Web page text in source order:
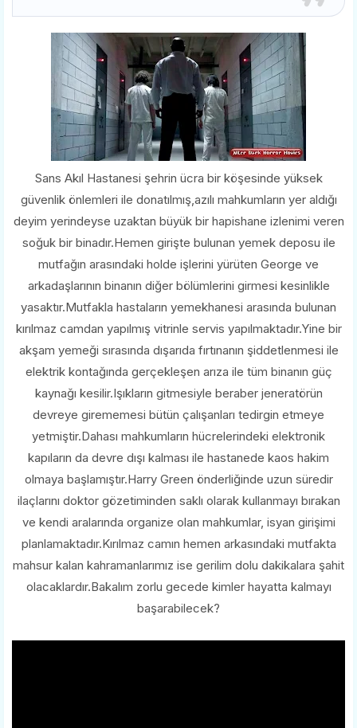
Sans Akıl Hastanesi şehrin ücra bir köşesinde yüksek
güvenlik önlemleri ile donatılmış,azılı mahkumların yer aldığı
deyim yerindeyse uzaktan büyük bir hapishane izlenimi veren
soğuk bir binadır.Hemen girişte bulunan yemek deposu ile
mutfağın arasındaki holde işlerini yürüten George ve
arkadaşlarının binanın diğer bölümlerini girmesi kesinlikle
yasaktır.Mutfakla hastaların yemekhanesi arasında bulunan
kırılmaz camdan yapılmış vitrinle servis yapılmaktadır.Yine bir
akşam yemeği sırasında dışarıda fırtınanın şiddetlenmesi ile
elektrik kontağında gerçekleşen arıza ile tüm binanın güç
kaynağı kesilir.Işıkların gitmesiyle beraber jeneratörün
devreye girememesi bütün çalışanları tedirgin etmeye
yetmiştir.Dahası mahkumların hücrelerindeki elektronik
kapıların da devre dışı kalması ile hastanede kaos hakim
olmaya başlamıştır.Harry Green önderliğinde uzun süredir
ilaçlarını doktor gözetiminden saklı olarak kullanmayı bırakan
ve kendi aralarında organize olan mahkumlar, isyan girişimi
planlamaktadır.Kırılmaz camın hemen arkasındaki mutfakta
mahsur kalan kahramanlarımız ise gerilim dolu dakikalara şahit
olacaklardır.Bakalım zorlu gecede kimler hayatta kalmayı
başarabilecek?